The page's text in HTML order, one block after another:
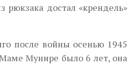
достал «крендель»
после войны осенью 1945
Мунире было 6 лет, она